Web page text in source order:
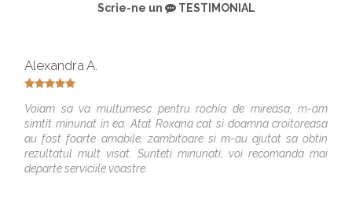
Scrie-ne un TESTIMONIAL
Alexandra A.
Voiam sa va multumesc pentru rochia de mireasa, m-am
simtit minunat in ea. Atat Roxana cat si doamna croitoreasa
au fost foarte amabile, zambitoare si m-au ajutat sa obtin
rezultatul mult visat. Sunteti minunati, voi recomanda mai
departe serviciile voastre.